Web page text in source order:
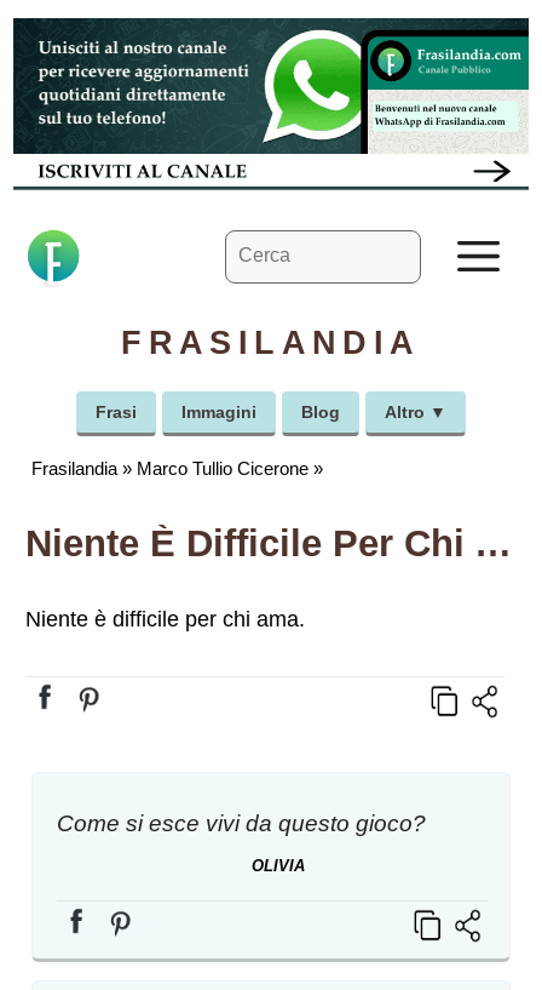
Vai
contenuto
Ricerca
per:
FRASILANDIA
Frasi Immagini Blog Altro ▼
Frasilandia » Marco Tullio Cicerone »
Niente È Difficile Per Chi Ama.
Niente è difficile per chi ama.
Come si esce vivi da questo gioco?
OLIVIA